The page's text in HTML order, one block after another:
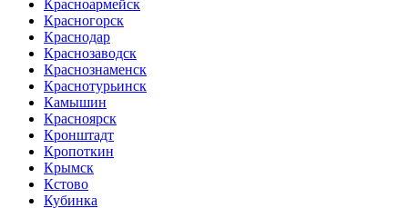
Красноармейск
Красногорск
Краснодар
Краснозаводск
Краснознаменск
Краснотурьинск
Камышин
Красноярск
Кронштадт
Кропоткин
Крымск
Кстово
Кубинка